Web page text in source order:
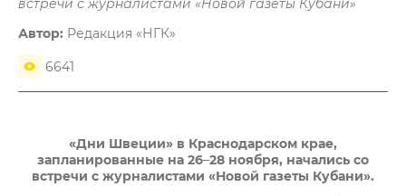
встречи с журналистами «Новой газеты Кубани»
Автор: Редакция «НГК»
6641
«Дни Швеции» в Краснодарском крае,
запланированные на 26–28 ноября, начались со
встречи с журналистами «Новой газеты Кубани».